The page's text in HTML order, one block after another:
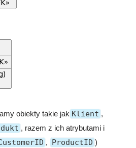
obiekty takie jak Klient ,
, razem z ich atrybutami i
, ProductID )